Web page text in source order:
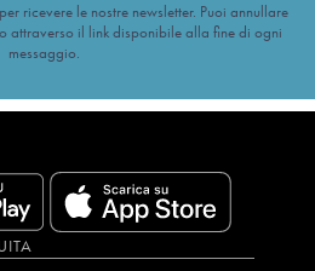
ricevere le nostre newsletter. Puoi annullare
attraverso il link disponibile alla fine di ogni
messaggio.